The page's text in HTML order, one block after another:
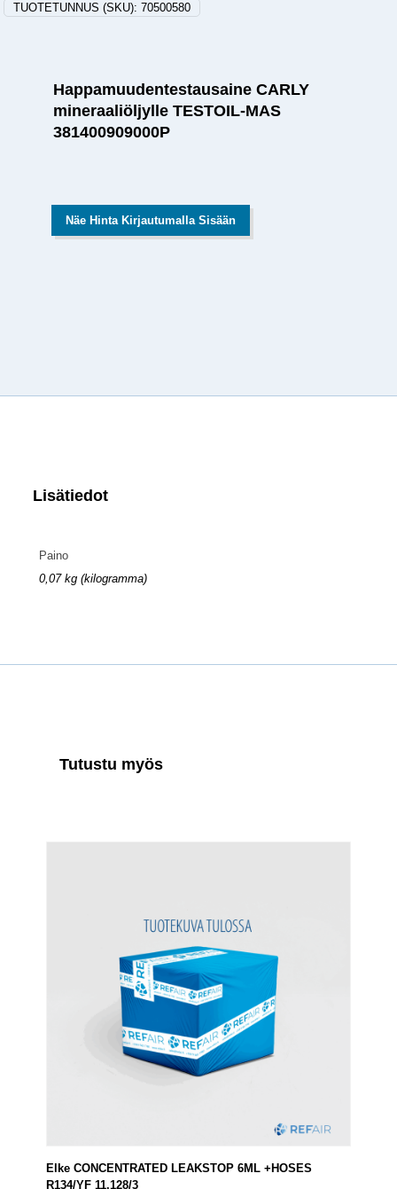
TUOTETUNNUS (SKU):70500580
Happamuudentestausaine CARLY
mineraaliöljylle TESTOIL-MAS
381400909000P
Näe Hinta Kirjautumalla Sisään
Lisätiedot
Paino
0,07 kg (kilogramma)
Tutustu myös
Elke CONCENTRATED LEAKSTOP 6ML +HOSES
R134/YF 11.128/3